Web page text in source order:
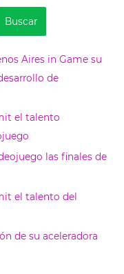
Buscar
Aires in Game su
de
el talento
las finales de
el talento del
de su aceleradora